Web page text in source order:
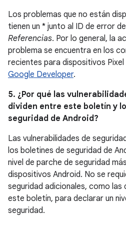
Los problemas que no están
tienen un * junto al ID de error
Referencias. Por lo general, la
problema se encuentra en los
recientes para dispositivos Pixel
Google Developer.
5. ¿Por qué las
dividen entre este boletín y
seguridad de Android?
Las vulnerabilidades de
los boletines de seguridad de
nivel de parche de seguridad
dispositivos Android. No se
seguridad adicionales, como las
este boletín, para declarar un
seguridad.